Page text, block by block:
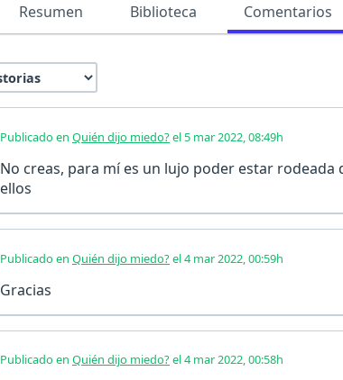
Resumen Biblioteca Comentarios
Publicado en Quién dijo miedo?el 5 mar 2022, 08:49h
No creas, para mí es un lujo poder estar
ellos
Publicado en Quién dijo miedo?el 4 mar 2022, 00:59h
Gracias
Publicado en Quién dijo miedo?el 4 mar 2022, 00:58h